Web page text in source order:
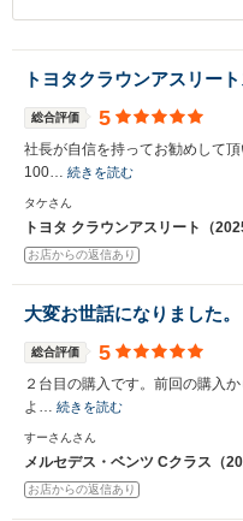
トヨタクラウンアスリー
総合評価 5
社長が自信を持ってお勧めして
100… 続きを読む
タケさん
トヨタ クラウンアスリート（
お店からの返信あり
大変お世話になりました。
総合評価 5
２台目の購入です。前回の購入
よ… 続きを読む
すーさんさん
メルセデス・ベンツ Cクラス（
お店からの返信あり